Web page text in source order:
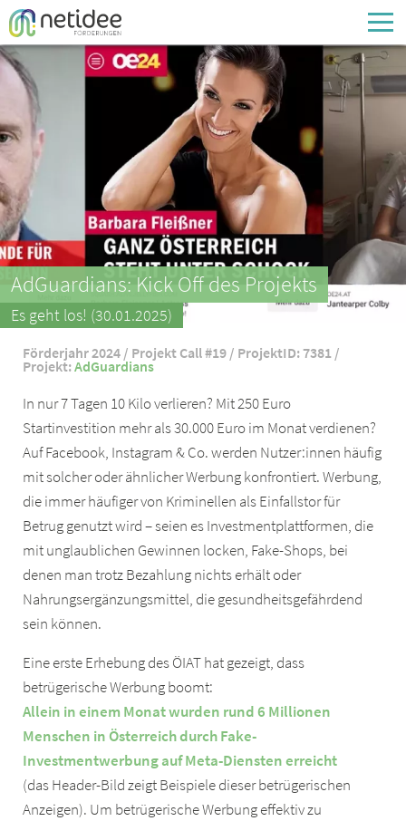
Enter your username or email address
Passwort
Passwort vergessen
AdGuardians: Kick Off des Projekts
Es geht los! (30.01.2025)
Förderjahr 2024 / Projekt Call #19 / ProjektID: 7381 /
Projekt:AdGuardians
In nur 7 Tagen 10 Kilo verlieren? Mit 250 Euro
Startinvestition mehr als 30.000 Euro im Monat verdienen?
Auf Facebook, Instagram & Co. werden Nutzer:innen häufig
mit solcher oder ähnlicher Werbung konfrontiert. Werbung,
die immer häufiger von Kriminellen als Einfallstor für
Betrug genutzt wird – seien es Investmentplattformen, die
mit unglaublichen Gewinnen locken, Fake-Shops, bei
denen man trotz Bezahlung nichts erhält oder
Nahrungsergänzungsmittel, die gesundheitsgefährdend
sein können.
Eine erste Erhebung des ÖIAT hat gezeigt, dass
betrügerische Werbung boomt:
Allein in einem Monat wurden rund 6 Millionen
Menschen in Österreich durch Fake-
Investmentwerbung auf Meta-Diensten erreicht
(das Header-Bild zeigt Beispiele dieser betrügerischen
Anzeigen). Um betrügerische Werbung effektiv zu